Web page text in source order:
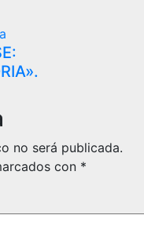
no será publicada.
con *